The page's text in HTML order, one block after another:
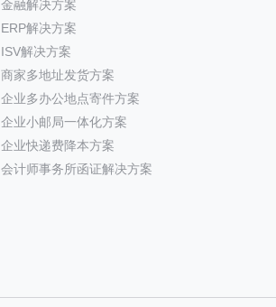
金融解决方案
ERP解决方案
ISV解决方案
商家多地址发货方案
企业多办公地点寄件方案
企业小邮局一体化方案
企业快递费降本方案
会计师事务所函证解决方案